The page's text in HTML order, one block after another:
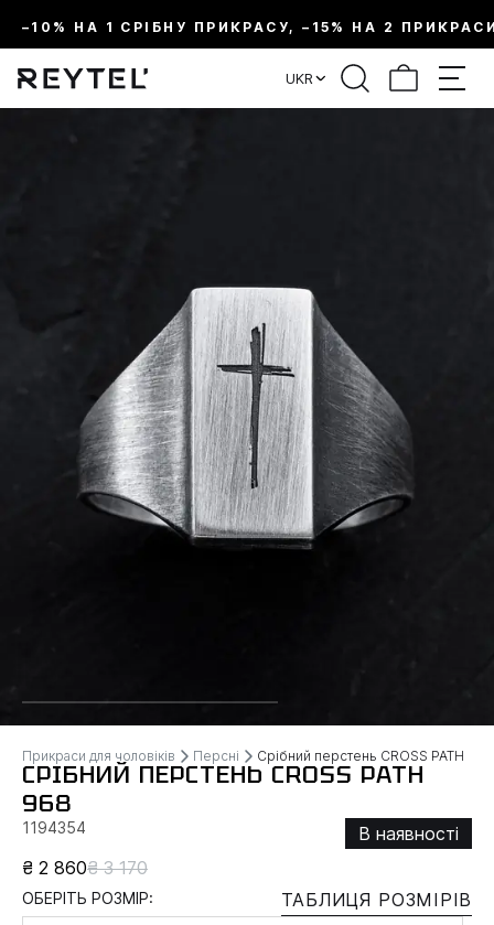
–10% НА 1 СРІБНУ ПРИКРАСУ, –15% НА 2
UKR
Прикраси для чоловіків Персні Срібний перстень CROSS PATH
СРІБНИЙ ПЕРСТЕНЬ CROSS PATH
968
1194354
В наявності
₴ 2 860₴ 3 170
ОБЕРІТЬ РОЗМІР:
ТАБЛИЦЯ РОЗМІРІВ